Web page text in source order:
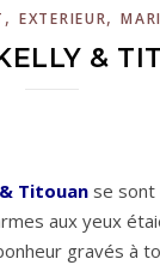
,EXTERIEUR,
&
Titouan se
aux yeux
gravés à